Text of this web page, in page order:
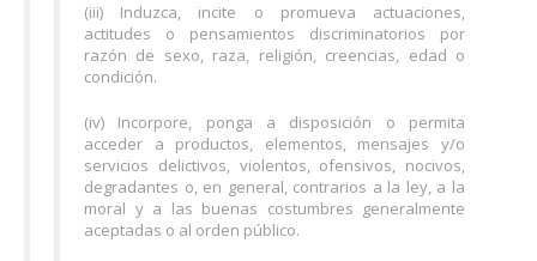
(iii) Induzca, incite o promueva actuaciones,
actitudes o pensamientos discriminatorios por
razón de sexo, raza, religión, creencias, edad o
condición.
(iv) Incorpore, ponga a disposición o permita
acceder a productos, elementos, mensajes y/o
servicios delictivos, violentos, ofensivos, nocivos,
degradantes o, en general, contrarios a la ley, a la
moral y a las buenas costumbres generalmente
aceptadas o al orden público.